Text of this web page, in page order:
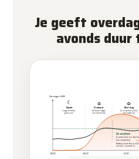
Je geeft
avonds
Vermogen (kW)
☾
Nacht
Laag verbruik,
geen zon
☼
Ochtend
Verbruik stijgt,
zon neemt toe
☼
Middag
Zonopwek piekt,
net raakt vol
Overschot
Je wekt meer op dan
kan verwerken.
Batterij slaat dit op of je
zet het 's avonds in.
00:00 06:00 12:00